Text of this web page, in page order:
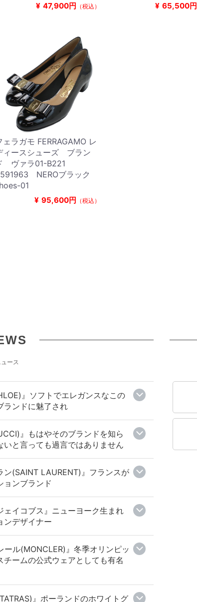
¥ 47,900円 （税込） ¥ 65,500円
ェラガモ FERRAGAMO レ
ィースシューズ ブラン
ヴァラ01-B221
NEROブラック
01
¥ 95,600円 （税込）
ュース
』ソフトでエレガンスなこの
ランドに魅了され
』もはやそのブランドを知ら
いと言っても過言ではありません
ン(SAINT LAURENT)』フランスが
ョンブランド
ェイコブス』ニューヨーク生まれ
ンデザイナー
ル(MONCLER)』冬季オリンピッ
チームの公式ウェアとしても有名
』ポーランドのホワイトグ